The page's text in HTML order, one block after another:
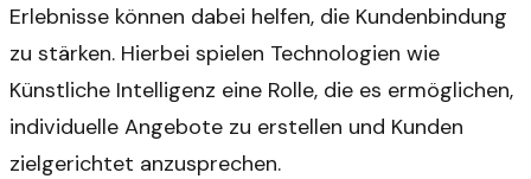
Erlebnisse können dabei helfen, die Kundenbindung
zu stärken. Hierbei spielen Technologien wie
Künstliche Intelligenz eine Rolle, die es ermöglichen,
individuelle Angebote zu erstellen und Kunden
zielgerichtet anzusprechen.